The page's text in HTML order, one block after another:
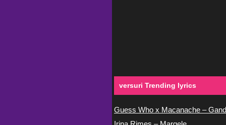
versuri Trending lyrics
Guess Who x Macanache –